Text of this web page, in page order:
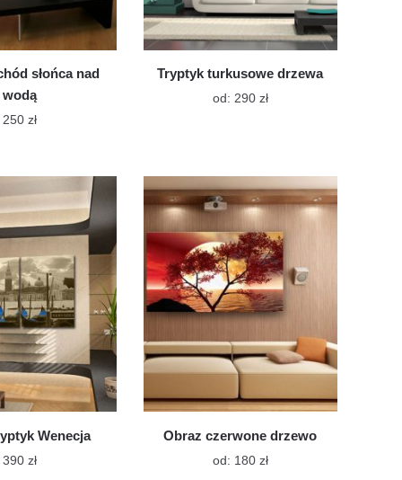
produktu
słońca nad
wodą
250 zł
produkt
ma
wiele
wariantów.
Opcje
można
wybrać
na
stronie
produktu
Tryptyk turkusowe drzewa
od: 290 złTen
wariantów.
Opcje
można
wybrać
na
stronie
produktu
Wenecja
390 zł
Obraz czerwone drzewo
od: 180 złTen